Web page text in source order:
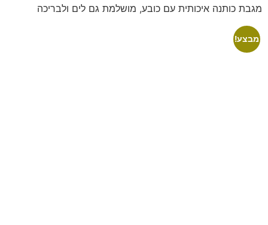
מגבת כותנה איכותית עם כובע, מושלמת גם לים ולבריכה
מבצע!